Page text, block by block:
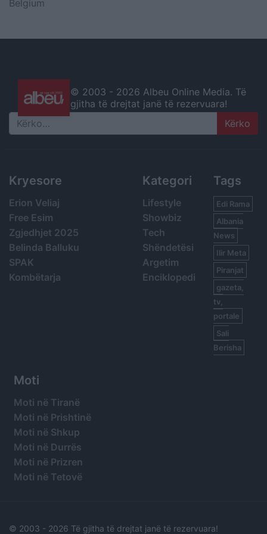
Belgium
© 2003 - 2026 Albeu Online Media. Të
gjitha të drejtat janë të rezervuara!
Search
Kryesore
Erion Veliaj
Free Esim
Zgjedhjet 2025
Belinda Balluku
SPAK
Kombëtarja
Kategori
Lifestyle
Showbiz
Tech
Shëndetësi
Argetim
Enciklopedi
Tags
Edi Rama
Albania
News
Ilir Meta
Piranjat
gazeta,
tv,
portale
Sali
Berisha
Moti
Moti në Tiranë
Moti në Prishtinë
Moti në Shkup
Moti në Durrës
Moti në Prizren
Moti në Tetovë
© 2003 - 2026 Të gjitha të drejtat janë të rezervuara!